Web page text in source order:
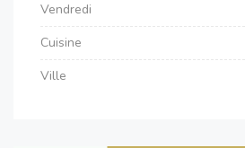
Vendredi
Cuisine
Ville